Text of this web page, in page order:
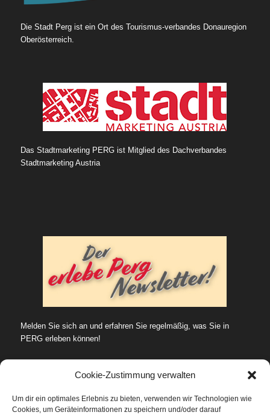
Cookie-Zustimmung verwalten
Um dir ein optimales Erlebnis zu bieten, verwenden wir Technologien wie
Cookies, um Geräteinformationen zu speichern und/oder darauf
Die Stadt Perg ist ein Ort des Tourismus-verbandes Donauregion
Oberösterreich.
Das Stadtmarketing PERG ist Mitglied des Dachverbandes
Stadtmarketing Austria
Melden Sie sich an und erfahren Sie regelmäßig, was Sie in
PERG erleben können!
SUCHE…